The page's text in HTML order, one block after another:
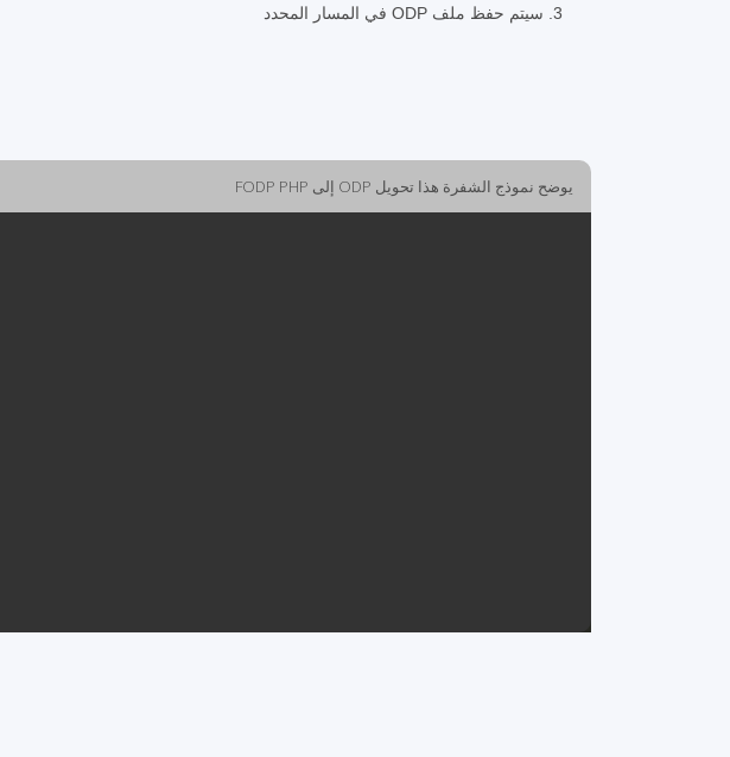
سيتم حفظ ملف ODP في المسار المحدد
يوضح نموذج الشفرة هذا تحويل ODP إلى FODP PHP